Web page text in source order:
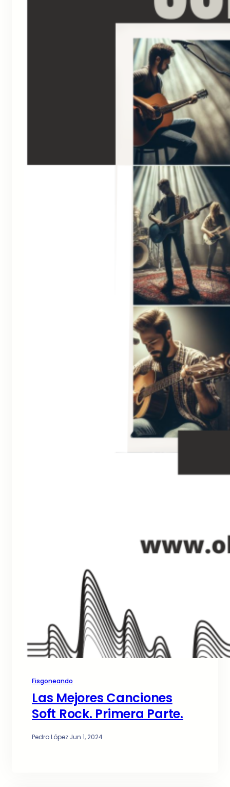
Fisgoneando
Las Mejores Canciones
Soft Rock. Primera Parte.
Pedro López·Jun 1, 2024